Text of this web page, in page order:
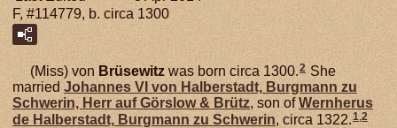
F, #114779, b. circa 1300
(Miss) von Brüsewitz was born circa 1300.2 She
married Johannes VI von Halberstadt, Burgmann zu
Schwerin, Herr auf Görslow & Brütz, son ofWernherus
de Halberstadt, Burgmann zu Schwerin , circa 1322. 1 2